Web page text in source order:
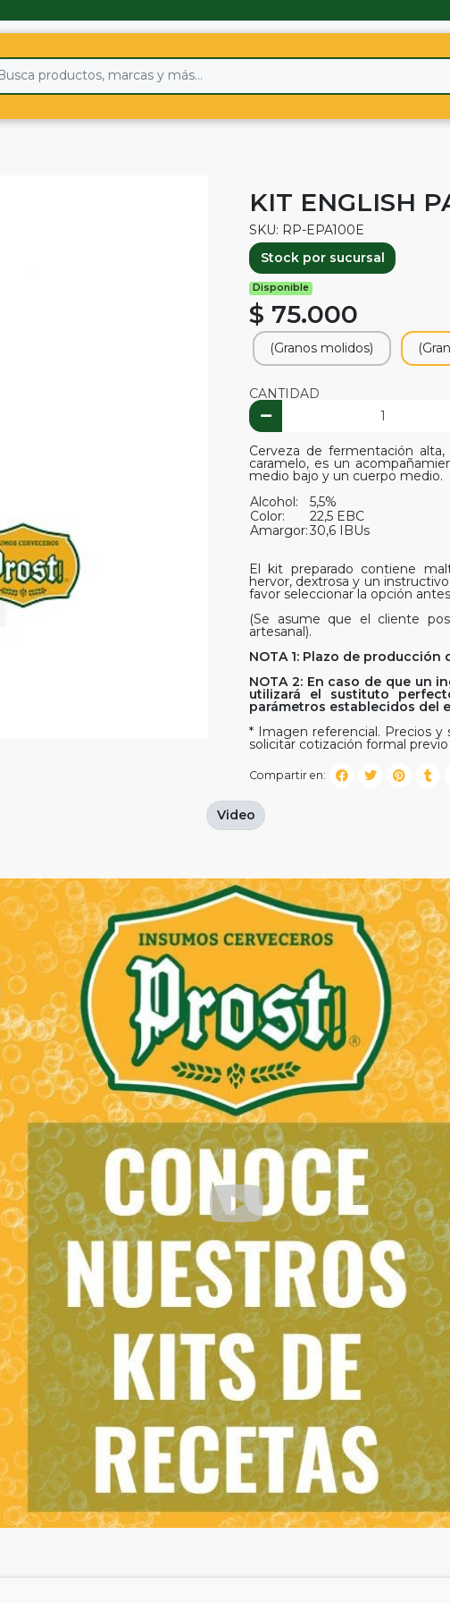
KIT ENGLISH
SKU: RP-EPA100E
Stock por sucursal
Disponible
$ 75.000
(Granos molidos)
CANTIDAD
Cerveza de fermentación
caramelo, es un
medio bajo y un cuerpo medio.
Alcohol:
5,5%
Color:
22,5 EBC
Amargor:30,6 IBUs
El kit preparado contiene
hervor, dextrosa y un
favor seleccionar la opción
(Se asume que el cliente
artesanal).
NOTA 1: Plazo de producción
NOTA 2: En caso de que un
utilizará el sustituto
parámetros establecidos del
* Imagen referencial. Precios y
solicitar cotización formal
Compartir en:
Video